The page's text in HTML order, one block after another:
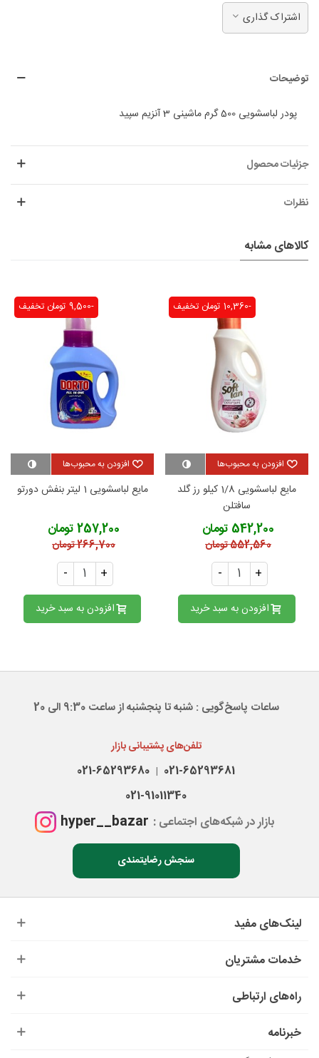
اشتراک گذاری
توضیحات
پودر لباسشویی 500 گرم ماشینی 3 آنزیم سپید
جزئیات محصول
نظرات
کالاهای مشابه
تخفیف -10,360 تومان
افزودن به محبوب‌ها
مایع لباسشویی 1/8 کیلو رز گلد
سافتلن
542,200 تومان
552,560 تومان
- +
افزودن به سبد خرید
تخفیف -9,500 تومان
افزودن به محبوب‌ها
مایع لباسشویی 1 لیتر بنفش دورتو
257,200 تومان
266,700 تومان
- +
افزودن به سبد خرید
ساعات پاسخ‌گویی : شنبه تا پنجشنبه از ساعت 9:30 الی 20
تلفن‌های پشتیبانی بازار
021-65293681
|
021-65293680
021-91011340
بازار در شبکه‌های اجتماعی : hyper__bazar
سنجش رضایتمندی
لینک‌های مفید
خدمات مشتریان
راه‌های ارتباطی
خبرنامه